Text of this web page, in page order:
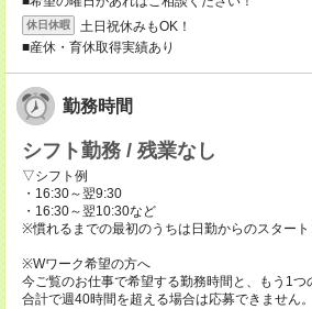
休日休暇
土日祝休みもOK！
■産休・育休取得実績あり
勤務時間
シフト勤務 / 残業なし
▽シフト例
・16:30～翌9:30
・16:30～翌10:30など
※慣れるまでの最初のうちは日勤からのスタート
※Wワーク希望の方へ
今ご覧のお仕事で希望する勤務時間と、もう1つ
合計で週40時間を超える場合は応募できません。